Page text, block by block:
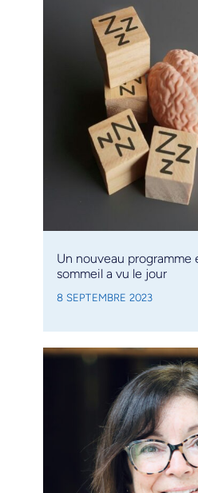
Un nouveau programme
sommeil a vu le jour
8 SEPTEMBRE 2023